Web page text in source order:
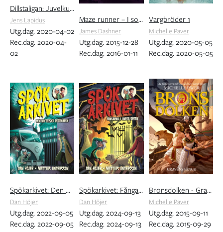
Dillstaligan: Juvelkuppen
Jens Lapidus
Utg.dag. 2020-04-02
Rec.dag. 2020-04-
02
Maze runner – I solstormens spår
James Dashner
Utg.dag. 2015-12-28
Rec.dag. 2016-01-11
Vargbröder 1
Michelle Paver
Utg.dag. 2020-05-05
Rec.dag. 2020-05-05
Spökarkivet: Den mystiska besökaren
Dan Höjer
Utg.dag. 2022-09-05
Rec.dag. 2022-09-05
Spökarkivet: Fångarna i underjorden
Dan Höjer
Utg.dag. 2024-09-13
Rec.dag. 2024-09-13
Bronsdolken - Gravens fånge
Michelle Paver
Utg.dag. 2015-09-11
Rec.dag. 2015-09-29